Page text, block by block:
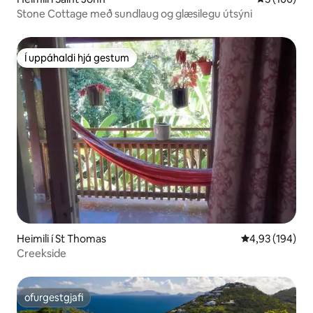
Stone Cottage með sundlaug og glæsilegu útsýni
Í uppáhaldi hjá gestum
Í uppáhaldi hjá gestum
Heimili í St Thomas 4,93 af 5 í
4,93 (194)
Creekside
ofurgestgjafi
ofurgestgjafi